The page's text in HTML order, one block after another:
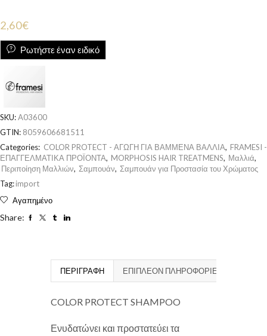
2,60€
Ρωτήστε έναν ειδικό
SKU:A03600
GTIN: 8059606681511
Categories: COLOR PROTECT - ΑΓΩΓΗ ΓΙΑ ΒΑΜΜΕΝΑ ΒΑΛΛΙΑ, FRAMESI -
ΕΠΑΓΓΕΛΜΑΤΙΚΑ ΠΡΟΪΟΝΤΑ, MORPHOSIS HAIR TREATMENS, Μαλλιά,
Περιποίηση Μαλλιών, Σαμπουάν, Σαμπουάν για Προστασία του Χρώματος
Tag:import
Αγαπημένο
Share:
ΠΕΡΙΓΡΑΦΉ ΕΠΙΠΛΈΟΝ ΠΛΗΡΟΦΟΡΊΕΣ
COLOR PROTECT SHAMPOO
Ενυδατώνει και προστατεύει τα